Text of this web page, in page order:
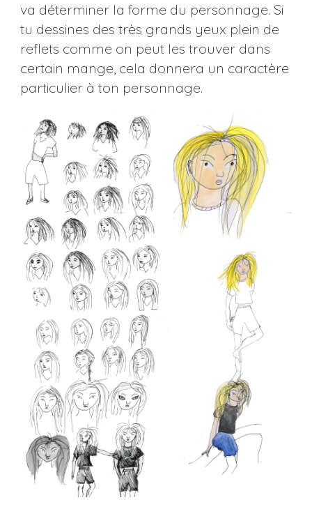
va déterminer la forme du personnage. Si
tu dessines des très grands yeux plein de
reflets comme on peut les trouver dans
certain mange, cela donnera un caractère
particulier à ton personnage.